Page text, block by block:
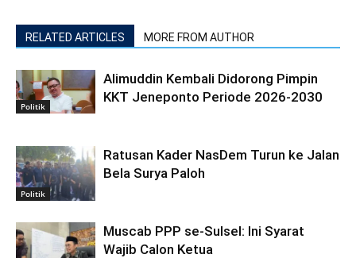
RELATED ARTICLES MORE FROM AUTHOR
Politik
Alimuddin Kembali Didorong Pimpin
KKT Jeneponto Periode 2026-2030
Politik
Ratusan Kader NasDem Turun ke Jalan
Bela Surya Paloh
Muscab PPP se-Sulsel: Ini Syarat
Wajib Calon Ketua